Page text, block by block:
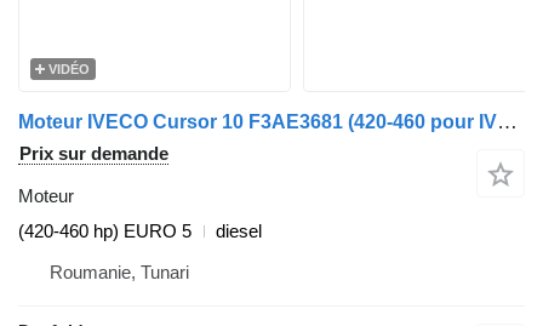
VIDÉO
Moteur IVECO Cursor 10 F3AE3681 (420-460 pour IVECO Stralis
Prix sur demande
Moteur
(420-460 hp) EURO 5
diesel
Roumanie, Tunari